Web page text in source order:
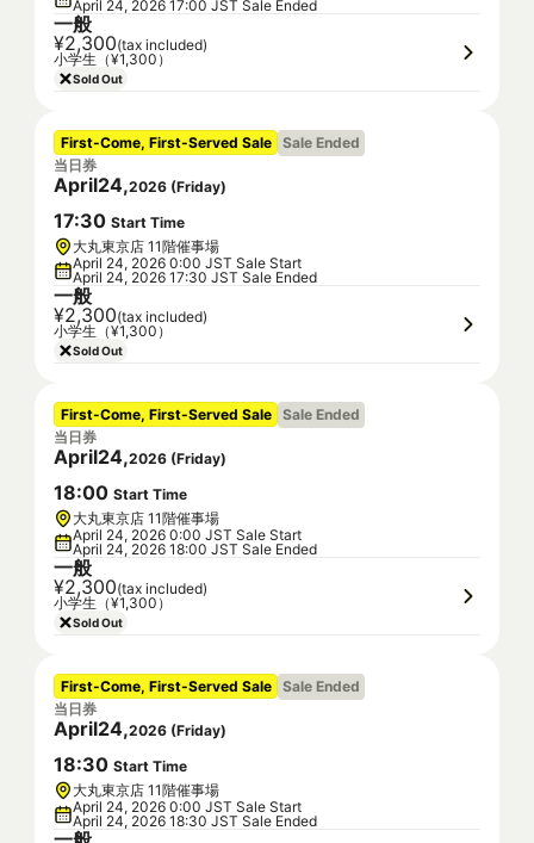
April 24, 2026 17:00 JST Sale Ended
一般
¥2,300(tax included)
小学生（¥1,300）
Sold Out
First-Come, First-Served Sale Sale Ended
当日券
April24,2026 (Friday)
17:30 Start Time
大丸東京店 11階催事場
April 24, 2026 0:00 JST Sale Start
April 24, 2026 17:30 JST Sale Ended
一般
¥2,300(tax included)
小学生（¥1,300）
Sold Out
First-Come, First-Served Sale Sale Ended
当日券
April24,2026 (Friday)
18:00 Start Time
大丸東京店 11階催事場
April 24, 2026 0:00 JST Sale Start
April 24, 2026 18:00 JST Sale Ended
一般
¥2,300(tax included)
小学生（¥1,300）
Sold Out
First-Come, First-Served Sale Sale Ended
当日券
April24,2026 (Friday)
18:30 Start Time
大丸東京店 11階催事場
April 24, 2026 0:00 JST Sale Start
April 24, 2026 18:30 JST Sale Ended